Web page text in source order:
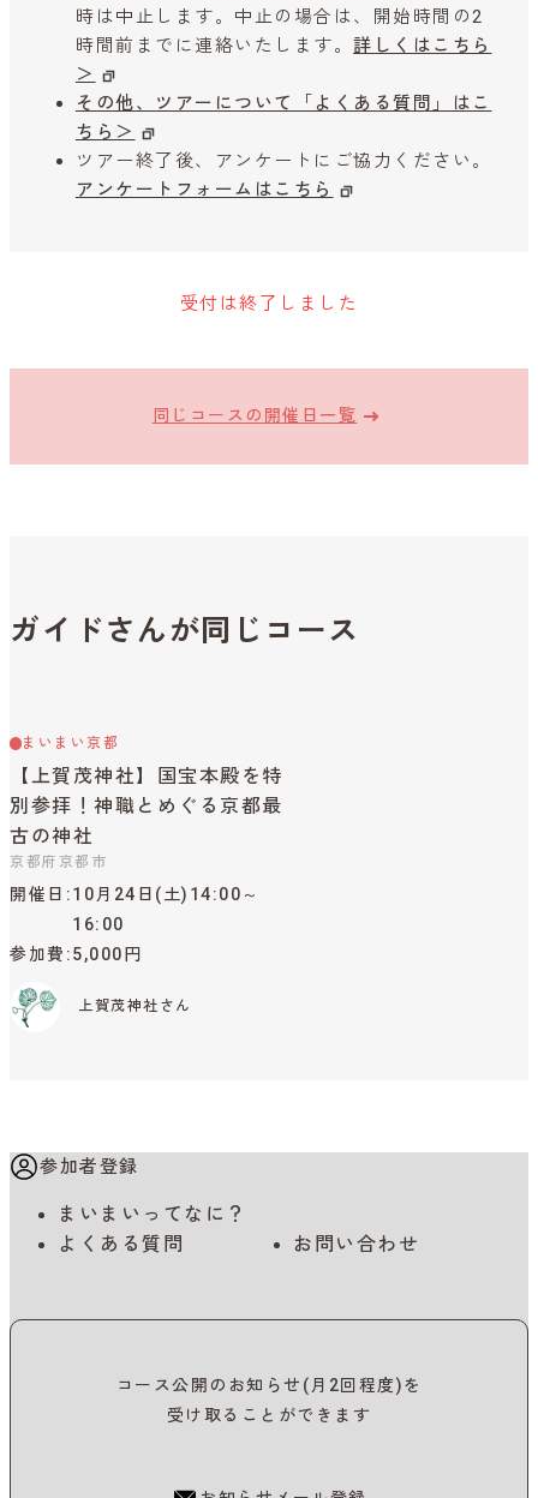
時は中止します。中止の場合は、開始時間の2
時間前までに連絡いたします。 詳しくはこちら
＞
その他、ツアーについて「よくある質問」はこ
ちら＞
ツアー終了後、アンケートにご協力ください。
アンケートフォームはこちら
受付は終了しました
同じコースの開催日一覧
ガイドさんが同じコース
まいまい京都
【上賀茂神社】国宝本殿を特
別参拝！神職とめぐる京都最
古の神社
京都府京都市
開催日
10月24日(土)14:00～
16:00
参加費 5,000円
上賀茂神社さん
参加者登録
まいまいってなに？
よくある質問
お問い合わせ
コース公開のお知らせ(月2回程度)を
受け取ることができます